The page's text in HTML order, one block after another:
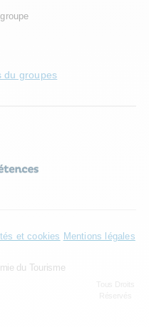
du groupes
et cookies Mentions légales
du Tourisme